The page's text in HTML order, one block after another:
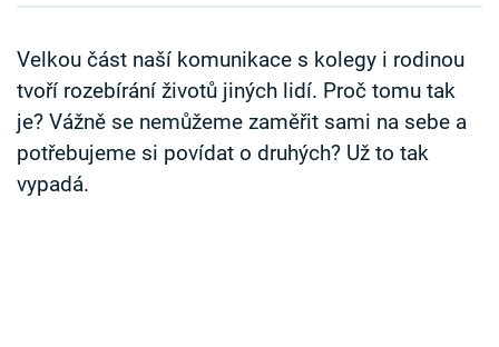
Přihlášení
Sledujte nás
Velkou část naší komunikace s kolegy i rodinou
tvoří rozebírání životů jiných lidí. Proč tomu tak
je? Vážně se nemůžeme zaměřit sami na sebe a
potřebujeme si povídat o druhých? Už to tak
vypadá.